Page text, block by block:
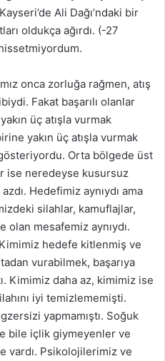
Ali Dağı’ndaki bir
oldukça ağırdı. (-27
onca zorluğa rağmen, atış
Fakat başarılı olanlar
üç atışla vurmak
yakın üç atışla vurmak
Orta bölgede üst
ise neredeyse kusursuz
Hedefimiz aynıydı ama
silahlar, kamuflajlar,
olan mesafemiz aynıydı.
hedefe kitlenmiş ve
vurabilmek, başarıya
Kimimiz daha az, kimimiz ise
iyi temizlememişti.
yapmamıştı. Soğuk
bile içlik giymeyenler ve
vardı. Psikolojilerimiz ve